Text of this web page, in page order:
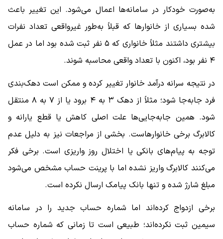
به‌صورت خودکار در سامانه‌ها اعمال می‌شود. این تغییر باعث
شده بسیاری از خانوارها که قبلاً به‌طور غیرواقعی تعداد نفرات
بیشتری داشتند مثلاً خانواری که ۵ نفر ثبت شده بود اما در عمل
۴ نفر بود، اکنون با تعداد واقعی محاسبه شوند.
در نتیجه سرانه درآمد خانوار تغییر کرده و ممکن است دهک‌بندی
فرد جابه‌جا شود؛ مثلاً از دهک ۳ به ۴ برود یا از ۷ به ۸ منتقل
شود. همین جابه‌جایی‌ها علت اصلی کاهش یا قطع یارانه و
کالابرگ برخی خانوارهاست. بخشی از مراجعات نیز به دلیل عدم
توجه به پیام‌های بانکی یا اختلال روز واریزی است. برخی فکر
می‌کنند کالابرگ واریز نشده اما با پرینت حساب مشخص می‌شود
مبلغ شارژ شده و تنها بانک پیامک ارسال نکرده است.
برخی ازدواج کرده‌اند اما شماره حساب جدید را در سامانه
سیمین ثبت نکرده‌اند؛ طبیعی است تا زمانی که شماره حساب